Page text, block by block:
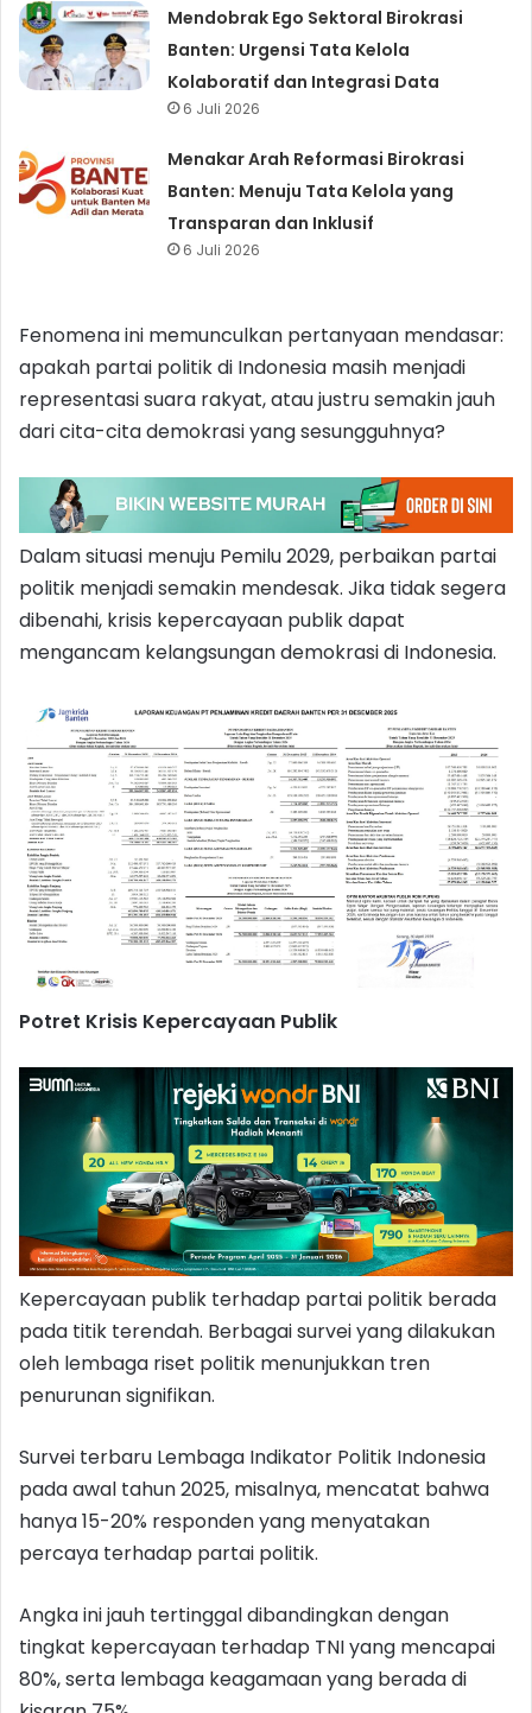
Mendobrak Ego Sektoral Birokrasi
Banten: Urgensi Tata Kelola
Kolaboratif dan Integrasi Data
6 Juli 2026
Menakar Arah Reformasi Birokrasi
Banten: Menuju Tata Kelola yang
Transparan dan Inklusif
6 Juli 2026
Fenomena ini memunculkan pertanyaan mendasar:
apakah partai politik di Indonesia masih menjadi
representasi suara rakyat, atau justru semakin jauh
dari cita-cita demokrasi yang sesungguhnya?
Dalam situasi menuju Pemilu 2029, perbaikan partai
politik menjadi semakin mendesak. Jika tidak segera
dibenahi, krisis kepercayaan publik dapat
mengancam kelangsungan demokrasi di Indonesia.
Potret Krisis Kepercayaan Publik
Kepercayaan publik terhadap partai politik berada
pada titik terendah. Berbagai survei yang dilakukan
oleh lembaga riset politik menunjukkan tren
penurunan signifikan.
Survei terbaru Lembaga Indikator Politik Indonesia
pada awal tahun 2025, misalnya, mencatat bahwa
hanya 15-20% responden yang menyatakan
percaya terhadap partai politik.
Angka ini jauh tertinggal dibandingkan dengan
tingkat kepercayaan terhadap TNI yang mencapai
80%, serta lembaga keagamaan yang berada di